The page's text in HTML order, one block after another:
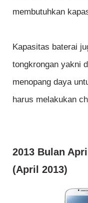
membutuhkan
Kapasitas baterai
tongkrongan yakni
menopang daya
harus melakukan
2013 Bulan
(April 2013)